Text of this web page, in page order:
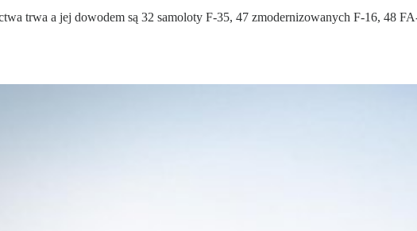
trwa a jej dowodem są 32 samoloty F-35, 47 zmodernizowanych F-16, 48